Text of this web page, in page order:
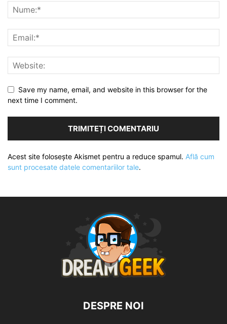
Save my name, email, and website in this browser for the
next time I comment.
Acest site folosește Akismet pentru a reduce spamul. Află cum
sunt procesate datele comentariilor tale.
DESPRE NOI